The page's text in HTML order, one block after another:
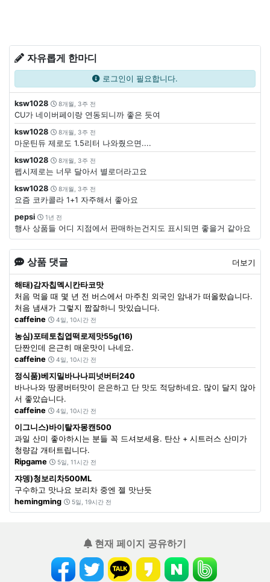
자유롭게 한마디
로그인이 필요합니다.
ksw1028 8개월, 3주 전
CU가 네이버페이랑 연동되니까 좋은 듯여
ksw1028
8개월, 3주 전
마운틴듀 제로도 1.5리터 나와줬으면....
ksw1028
8개월, 3주 전
펩시제로는 너무 달아서 별로더라고요
ksw1028
8개월, 3주 전
요즘 코카콜라 1+1 자주해서 좋아요
pepsi
1년 전
행사 상품들 어디 지점에서 판매하는건지도 표시되면 좋을거 같아요
상품 댓글 더보기
해태)감자칩멕시칸타코맛
처음 먹을 때 몇 년 전 버스에서 마주친 외국인 암내가 떠올랐습니다.
처음 냄새가 그렇지 짭잘하니 맛있습니다.
caffeine
4일, 10시간 전
농심)포테토칩엽떡로제맛55g(16)
단짠인데 은근히 매운맛이 나네요.
caffeine
4일, 10시간 전
정식품)베지밀바나나피넛버터240
바나나와 땅콩버터맛이 은은하고 단 맛도 적당하네요. 많이 달지 않아
서 좋았습니다.
caffeine
4일, 10시간 전
이그니스)바이탈자몽캔500
과일 산미 좋아하시는 분들 꼭 드셔보세용. 탄산 + 시트러스 산미가
청량감 개터트립니다.
Ripgame
5일, 11시간 전
쟈뎅)청보리차500ML
구수하고 맛나요 보리차 중엔 젤 맛난듯
hemingming
5일, 19시간 전
현재 페이지 공유하기